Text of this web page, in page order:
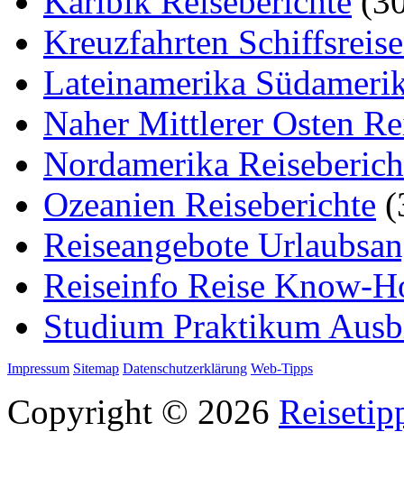
Kreuzfahrten
Lateinamerika
Naher Mittlerer Osten
Nordamerika
Ozeanien Reiseberichte
Reiseangebote
Reiseinfo Reise Know-
Studium Praktikum
Impressum Sitemap Datenschutzerklärung Web-Tipps
Copyright © 2026